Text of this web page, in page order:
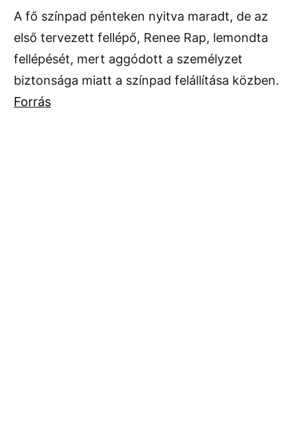
A fő színpad pénteken nyitva maradt, de az
első tervezett fellépő, Renee Rap, lemondta
fellépését, mert aggódott a személyzet
biztonsága miatt a színpad felállítása közben.
Forrás